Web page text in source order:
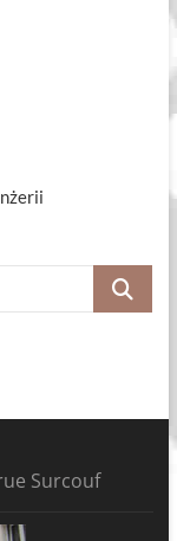
Szukaj
Surcouf